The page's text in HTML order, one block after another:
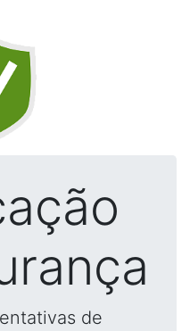
de